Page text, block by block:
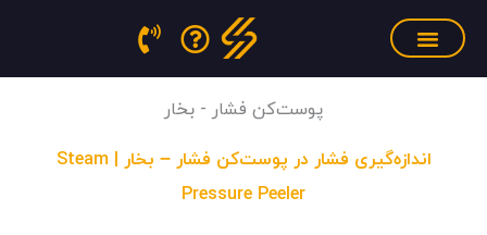
رفتن
پوست‌کن فشار - بخار
اندازه‌گیری فشار در پوست‌کن فشار – بخار | Steam
Pressure Peeler